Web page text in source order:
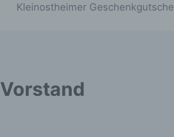
Kleinostheimer
Vorstand